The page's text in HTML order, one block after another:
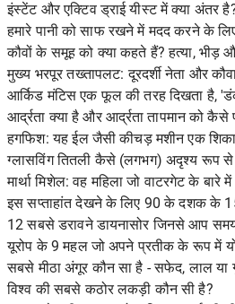
इंस्टेंट और एक्टिव ड्राई यीस्ट में क्या अंतर
हमारे पानी को साफ रखने में मदद करने के
कौवों के समूह को क्या कहते हैं? हत्या, भीड़
मुख्य भरपूर तख्तापलट: दूरदर्शी नेता और
आर्किड मंटिस एक फूल की तरह दिखता है,
आर्द्रता क्या है और आर्द्रता तापमान को कैसे
हगफिश: यह ईल जैसी कीचड़ मशीन एक
ग्लासविंग तितली कैसे (लगभग) अदृश्य रूप
मार्था मिशेल: वह महिला जो वाटरगेट के बारे
इस सप्ताहांत देखने के लिए 90 के दशक के
12 सबसे डरावने डायनासोर जिनसे आप
यूरोप के 9 महल जो अपने प्रतीक के रूप में
सबसे मीठा अंगूर कौन सा है - सफेद, लाल या
विश्व की सबसे कठोर लकड़ी कौन सी है?